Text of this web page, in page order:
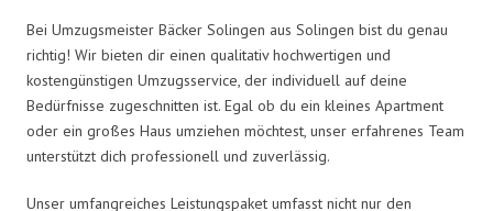
Bei Umzugsmeister Bäcker Solingen aus Solingen bist du genau
richtig! Wir bieten dir einen qualitativ hochwertigen und
kostengünstigen Umzugsservice, der individuell auf deine
Bedürfnisse zugeschnitten ist. Egal ob du ein kleines Apartment
oder ein großes Haus umziehen möchtest, unser erfahrenes Team
unterstützt dich professionell und zuverlässig.
Unser umfangreiches Leistungspaket umfasst nicht nur den